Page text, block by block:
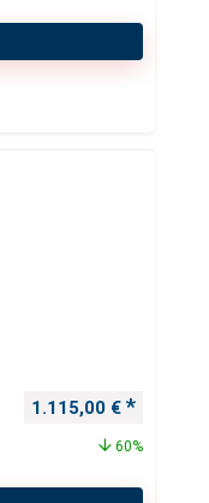
Ursprünglicher
1.115,00 €
60%